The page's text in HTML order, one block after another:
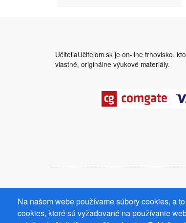
UčiteliaUčiteľom.sk je on-line trhovisko,
vlastné, originálne výukové materiály.
Na našom webe používame súbory cookies, a
cookies, ktoré sú vyžadované na používanie